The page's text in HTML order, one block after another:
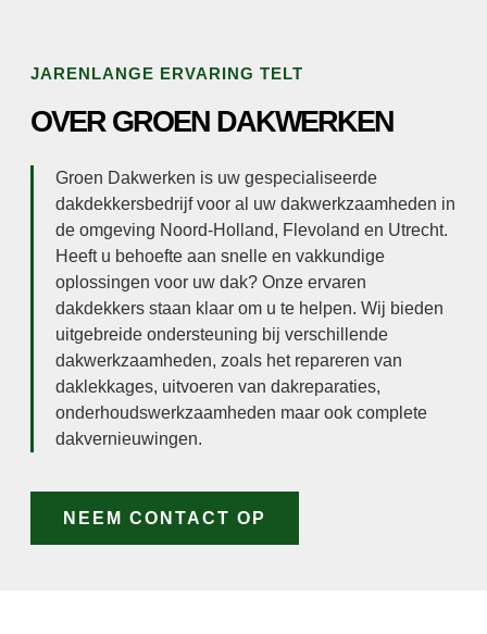
JARENLANGE ERVARING TELT
OVER GROEN DAKWERKEN
Groen Dakwerken is uw gespecialiseerde
dakdekkersbedrijf voor al uw dakwerkzaamheden in
de omgeving Noord-Holland, Flevoland en Utrecht.
Heeft u behoefte aan snelle en vakkundige
oplossingen voor uw dak? Onze ervaren
dakdekkers staan klaar om u te helpen. Wij bieden
uitgebreide ondersteuning bij verschillende
dakwerkzaamheden, zoals het repareren van
daklekkages, uitvoeren van dakreparaties,
onderhoudswerkzaamheden maar ook complete
dakvernieuwingen.
NEEM CONTACT OP